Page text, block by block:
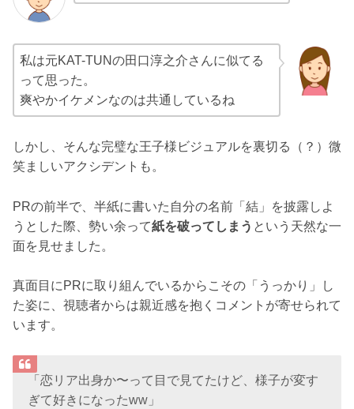
私は元KAT-TUNの田口淳之介さんに似てる
って思った。
爽やかイケメンなのは共通しているね
しかし、そんな完璧な王子様ビジュアルを裏切る（？）微
笑ましいアクシデントも。
PRの前半で、半紙に書いた自分の名前「結」を披露しよ
うとした際、勢い余って紙を破ってしまう という天然な一
面を見せました。
真面目にPRに取り組んでいるからこその「うっかり」し
た姿に、視聴者からは親近感を抱くコメントが寄せられて
います。
「恋リア出身か〜って目で見てたけど、様子が変す
ぎて好きになったww」